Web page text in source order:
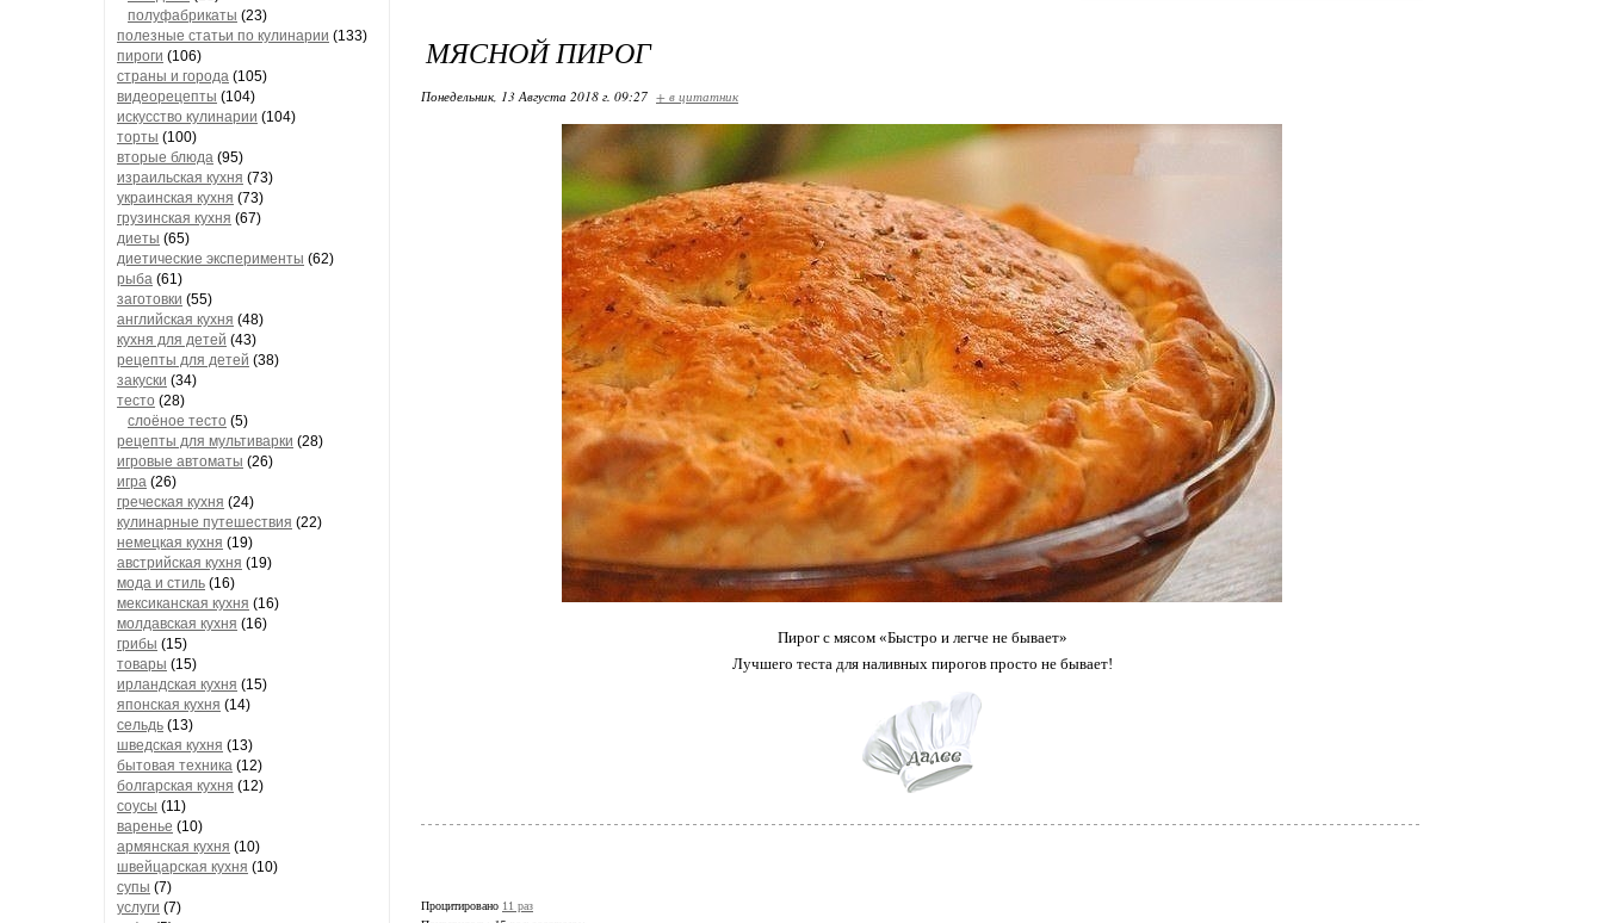
полуфабрикаты (23)
полезные статьи по кулинарии (133)
пироги (106)
страны и города (105)
видеорецепты (104)
искусство кулинарии (104)
торты (100)
вторые блюда (95)
израильская кухня (73)
украинская кухня (73)
грузинская кухня (67)
диеты (65)
диетические эксперименты (62)
рыба (61)
заготовки (55)
английская кухня (48)
кухня для детей (43)
рецепты для детей (38)
закуски (34)
тесто (28)
слоёное тесто (5)
рецепты для мультиварки (28)
игровые автоматы (26)
игра (26)
греческая кухня (24)
кулинарные путешествия (22)
немецкая кухня (19)
австрийская кухня (19)
мода и стиль (16)
мексиканская кухня (16)
молдавская кухня (16)
грибы (15)
товары (15)
ирландская кухня (15)
японская кухня (14)
сельдь (13)
шведская кухня (13)
бытовая техника (12)
болгарская кухня (12)
соусы (11)
варенье (10)
армянская кухня (10)
швейцарская кухня (10)
супы (7)
услуги (7)
МЯСНОЙ ПИРОГ
Понедельник, 13 Августа 2018 г. 09:27 + в цитатник
Пирог с мясом «Быстро и легче не бывает»
Лучшего теста для наливных пирогов просто не бывает!
Процитировано 11 раз